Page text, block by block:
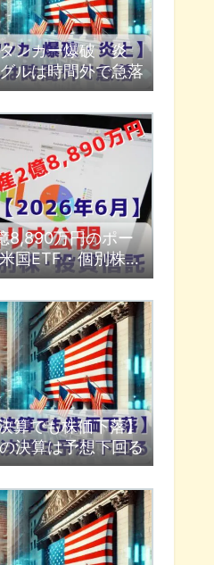
ンカー爆破・炎
ルは時間外で急落
8,890万円のポー
国ETF・個別株・
算でも株価下落】
決算は予想下回る